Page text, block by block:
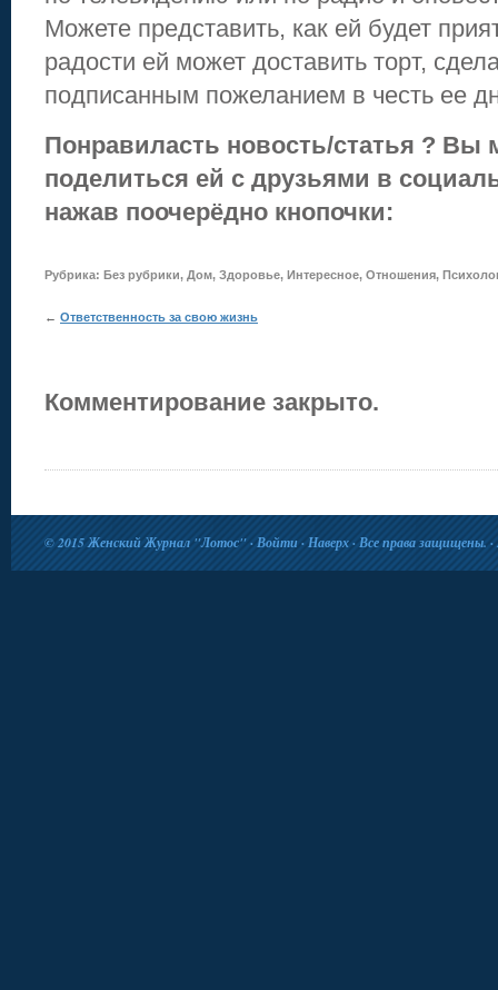
Можете представить, как ей будет
радости ей может доставить торт,
подписанным пожеланием в честь ее
Понравиласть новость/статья ? Вы
поделиться ей с друзьями в
нажав поочерёдно кнопочки:
Рубрика: Без рубрики, Дом, Здоровье, Интересное, Отношения,
← Ответственность за свою жизнь
Комментирование закрыто.
© 2015Женский Журнал "Лотос"·Войти·Наверх· Все права защищены.